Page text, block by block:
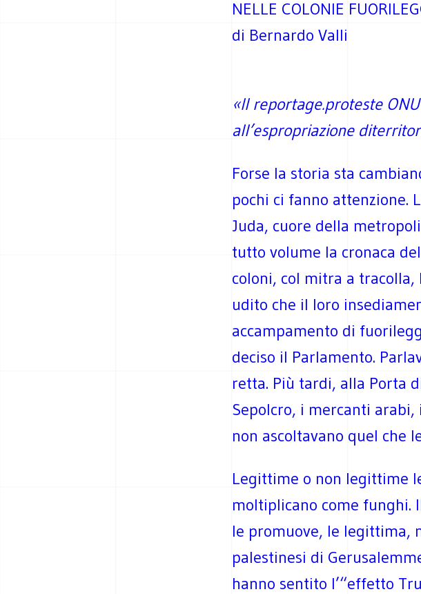
NELLE COLONIE
di Bernardo Valli
«Il reportage.proteste
all’espropriazione
Forse la storia sta
pochi ci fanno attenzione.
Juda, cuore della
tutto volume la cronaca
coloni, col mitra a
udito che il loro
accampamento di
deciso il Parlamento.
retta. Più tardi, alla Porta
Sepolcro, i mercanti
non ascoltavano quel che
Legittime o non legittime
moltiplicano come funghi.
le promuove, le legittima,
palestinesi di
hanno sentito l’“effetto